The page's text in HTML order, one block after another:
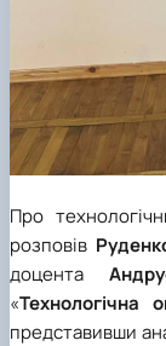
Про
розповів
доцента
«Технологічна
представивши